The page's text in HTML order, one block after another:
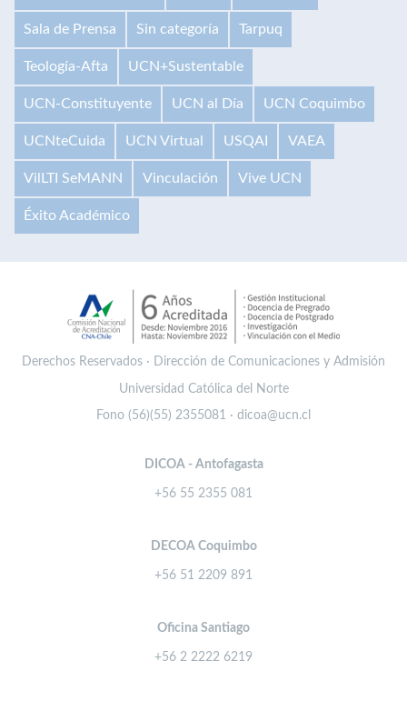
Sala de Prensa Sin categoría Tarpuq
Teología-Afta UCN+Sustentable
UCN-Constituyente UCN al Día UCN Coquimbo
UCNteCuida UCN Virtual USQAI VAEA
VilLTI SeMANN Vinculación Vive UCN
Éxito Académico
Derechos Reservados · Dirección de Comunicaciones y Admisión
Universidad Católica del Norte
Fono (56)(55) 2355081 · dicoa@ucn.cl
DICOA - Antofagasta
+56 55 2355 081
DECOA Coquimbo
+56 51 2209 891
Oficina Santiago
+56 2 2222 6219